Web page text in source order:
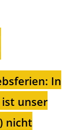
In
ist unser
nicht